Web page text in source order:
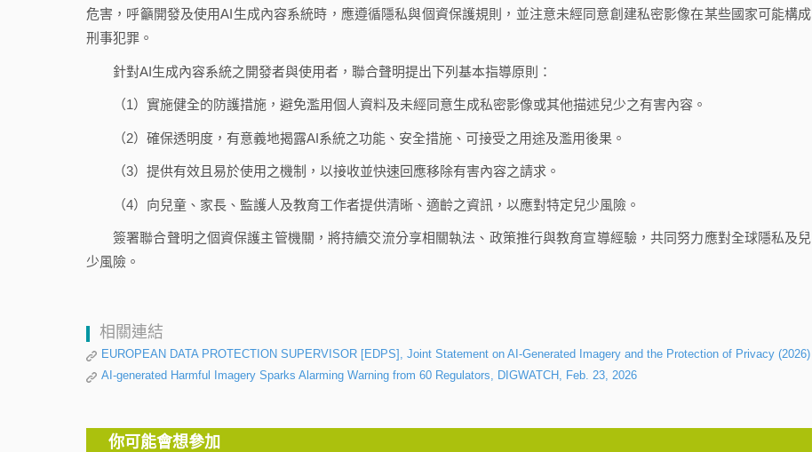
危害，呼籲開發及使用AI生成內容系統時，應遵循隱私與個資保護規則，並注意未經同意創建私密影像在某些國家可能構成
刑事犯罪。
針對AI生成內容系統之開發者與使用者，聯合聲明提出下列基本指導原則：
（1）實施健全的防護措施，避免濫用個人資料及未經同意生成私密影像或其他描述兒少之有害內容。
（2）確保透明度，有意義地揭露AI系統之功能、安全措施、可接受之用途及濫用後果。
（3）提供有效且易於使用之機制，以接收並快速回應移除有害內容之請求。
（4）向兒童、家長、監護人及教育工作者提供清晰、適齡之資訊，以應對特定兒少風險。
簽署聯合聲明之個資保護主管機關，將持續交流分享相關執法、政策推行與教育宣導經驗，共同努力應對全球隱私及兒
少風險。
相關連結
EUROPEAN DATA PROTECTION SUPERVISOR [EDPS], Joint Statement on AI-Generated Imagery and the Protection of Privacy (2026)
AI-generated Harmful Imagery Sparks Alarming Warning from 60 Regulators, DIGWATCH, Feb. 23, 2026
你可能會想參加